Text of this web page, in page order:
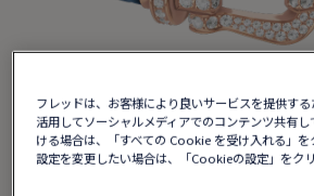
フレッドは、お客様により良いサービスを提供す
活用してソーシャルメディアでのコンテンツ共有
ける場合は、「すべての Cookie を受け入れる」を
設定を変更したい場合は、「Cookieの設定」をク